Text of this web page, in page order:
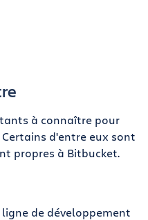
à connaître pour
d'entre eux sont
propres à Bitbucket.
de développement